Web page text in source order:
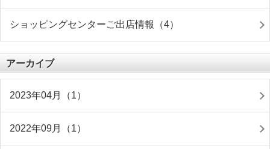
ショッピングセンターご出店情報（4）
アーカイブ
2023年04月（1）
2022年09月（1）